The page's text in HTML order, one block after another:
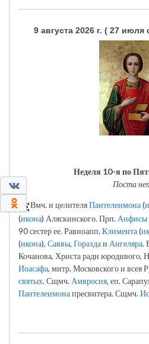
0
9 августа 2026 г. ( 27 июля
Неделя 10-я по
Поста
Вмч. и целителяПантелеимона(
(икона) Аляскинского. Прп.Анфисы
90 сестер ее. Равноапп.Климента(
(икона), Саввы, Гораздаи Ангеляра.
Кочанова, Христа ради юродивого,
Иоасафа, митр. Московского и всея
святых. Сщмч.Амвросия, еп.
Пантелеимонапресвитера. Сщмч.